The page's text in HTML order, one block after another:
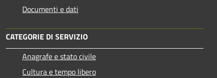
Documenti e dati
CATEGORIE DI SERVIZIO
Anagrafe e stato civile
Cultura e tempo libero